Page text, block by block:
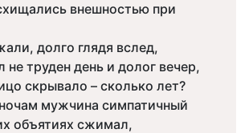
внешностью при
долго глядя вслед,
не труден день и долог вечер,
скрывало – сколько лет?
мужчина симпатичный
объятиях сжимал,